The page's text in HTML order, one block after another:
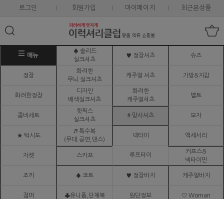
로그인 회원가입 마이페이지 최근본상품
메뉴
♠ 솔리드
실크셔츠
♥ 정장셔츠 슈즈
정장
화려한
무늬 실크셔츠
캐주얼 셔츠 가방&지갑
화려한정장
디자인
배색실크셔츠
화려한
캐주얼셔츠
벨트
콤비세트
핫픽스
실크셔츠
# 망사셔츠 모자
★ 턱시도
♬ 특수복
(무대.공연,댄스)
넥타이 액세서리
자켓 스카프 루프타이
커프스&
넥타이핀
조끼 ♠ 코트 ♥ 정장바지 캐주얼바지
점퍼 ♣유니폼,단체복 원단정보 ♡ Woman